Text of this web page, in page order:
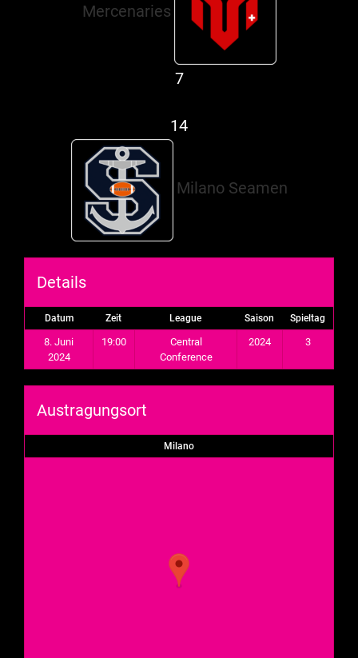
Mercenaries
7
14
Milano Seamen
Details
Datum Zeit League Saison Spieltag
8. Juni
2024
19:00
Central
Conference
2024 3
Austragungsort
Milano